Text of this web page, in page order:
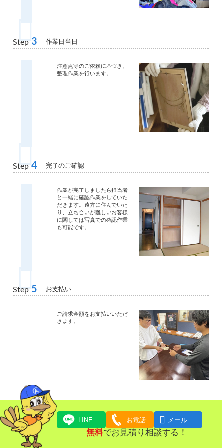
Step 3 作業日当日
注意点等のご依頼に基づき、
整理作業を行います。
Step 4 完了のご確認
作業が完了しましたら担当者
と一緒に確認作業をしていた
だきます。遠方に住んでいた
り、立ち合いが難しいお客様
に関しては写真での確認作業
も可能です。
Step 5 お支払い
ご請求金額をお支払いいただ
きます。
LINE お電話  メール
無料でお見積り相談する！